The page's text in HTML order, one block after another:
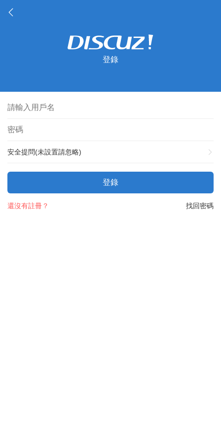
登錄
安全提問(未設置請忽略)
登錄
找回密碼
還沒有註冊？